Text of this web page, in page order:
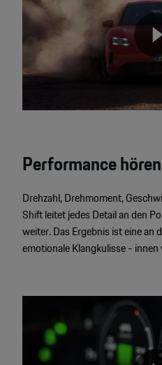
Performance
Drehzahl, Drehmoment,
Shift leitet jedes Detail an den
weiter. Das Ergebnis ist eine an
emotionale Klangkulisse - innen